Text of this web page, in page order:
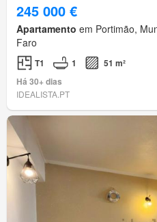
245 000 €
Apartamento em Portimão,
Faro
T1 1
51 m²
Há 30+ dias
IDEALISTA.PT